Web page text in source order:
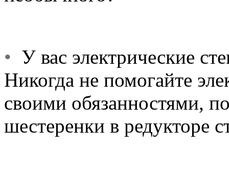
• У вас электрические
Никогда не помогайте
своими обязанностями,
шестеренки в редукторе